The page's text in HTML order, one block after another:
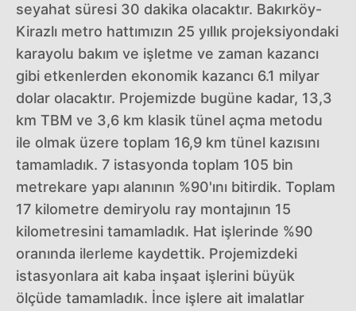
seyahat süresi 30 dakika olacaktır. Bakırköy-
Kirazlı metro hattımızın 25 yıllık projeksiyondaki
karayolu bakım ve işletme ve zaman kazancı
gibi etkenlerden ekonomik kazancı 6.1 milyar
dolar olacaktır. Projemizde bugüne kadar, 13,3
km TBM ve 3,6 km klasik tünel açma metodu
ile olmak üzere toplam 16,9 km tünel kazısını
tamamladık. 7 istasyonda toplam 105 bin
metrekare yapı alanının %90'ını bitirdik. Toplam
17 kilometre demiryolu ray montajının 15
kilometresini tamamladık. Hat işlerinde %90
oranında ilerleme kaydettik. Projemizdeki
istasyonlara ait kaba inşaat işlerini büyük
ölçüde tamamladık. İnce işlere ait imalatlar